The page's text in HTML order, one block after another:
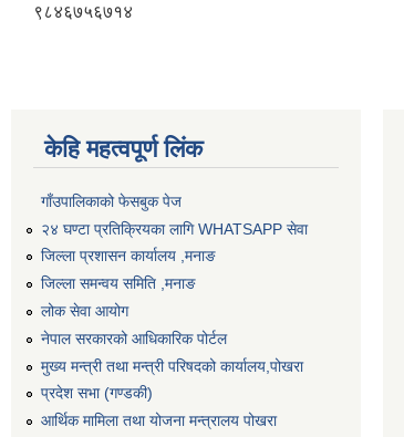
९८४६७५६७१४
केहि महत्वपूर्ण लिंक
गाँउपालिकाको फेसबुक पेज
२४ घण्टा प्रतिक्रियका लागि WHATSAPP सेवा
जिल्ला प्रशासन कार्यालय ,मनाङ
जिल्ला समन्वय समिति ,मनाङ
लोक सेवा आयोग
नेपाल सरकारको आधिकारिक पोर्टल
मुख्य मन्त्री तथा मन्त्री परिषदको कार्यालय,पोखरा
प्रदेश सभा (गण्डकी)
आर्थिक मामिला तथा योजना मन्त्रालय पोखरा